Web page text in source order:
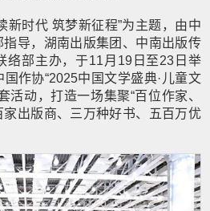
新时代 筑梦新征程”为主题，由中
指导，湖南出版集团、中南出版传
络部主办，于11月19日至23日举
作协“2025中国文学盛典·儿童文
活动，打造一场集聚“百位作家、
出版商、三万种好书、五百万优